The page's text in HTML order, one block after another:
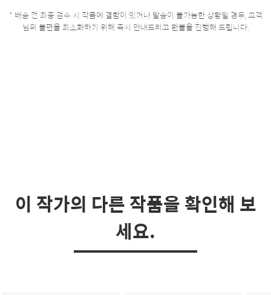
* 배송 전 최종 검수 시 작품에 결함이 있거나 발송이 불가능한 상황일 경우, 고객
님의 불편을 최소화하기 위해 즉시 안내드리고 환불을 진행해 드립니다.
이 작가의 다른 작품을 확인해 보
세요.